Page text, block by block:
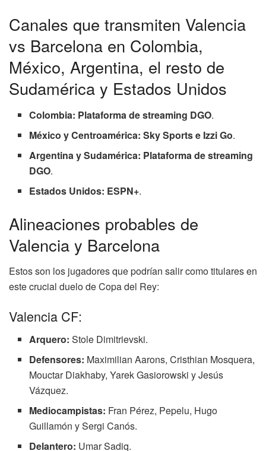
Canales que transmiten Valencia
vs Barcelona en Colombia,
México, Argentina, el resto de
Sudamérica y Estados Unidos
Colombia: Plataforma de streaming DGO.
México y Centroamérica: Sky Sports e Izzi Go.
Argentina y Sudamérica: Plataforma de streaming
DGO.
Estados Unidos: ESPN+.
Alineaciones probables de
Valencia y Barcelona
Estos son los jugadores que podrían salir como titulares en
este crucial duelo de Copa del Rey:
Valencia CF:
Arquero: Stole Dimitrievski.
Defensores: Maximilian Aarons, Cristhian Mosquera,
Mouctar Diakhaby, Yarek Gasiorowski y Jesús
Vázquez.
Mediocampistas: Fran Pérez, Pepelu, Hugo
Guillamón y Sergi Canós.
Delantero: Umar Sadiq.